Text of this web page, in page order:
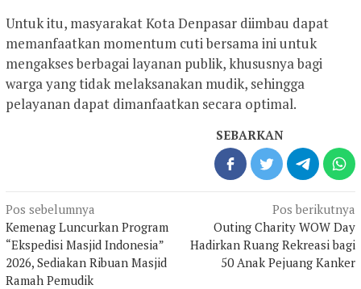
Untuk itu, masyarakat Kota Denpasar diimbau dapat
memanfaatkan momentum cuti bersama ini untuk
mengakses berbagai layanan publik, khususnya bagi
warga yang tidak melaksanakan mudik, sehingga
pelayanan dapat dimanfaatkan secara optimal.
SEBARKAN
Navigasi
pos
Pos sebelumnya
Kemenag Luncurkan Program
“Ekspedisi Masjid Indonesia”
2026, Sediakan Ribuan Masjid
Ramah Pemudik
Pos berikutnya
Outing Charity WOW Day
Hadirkan Ruang Rekreasi bagi
50 Anak Pejuang Kanker